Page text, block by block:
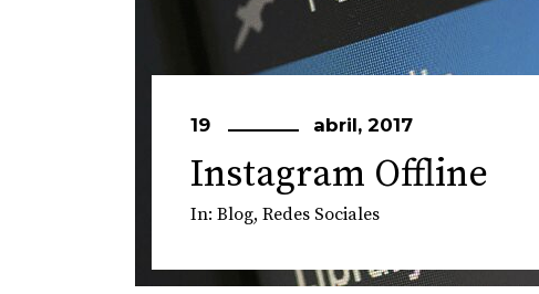
19 abril, 2017
Instagram Offline
In: Blog, Redes Sociales